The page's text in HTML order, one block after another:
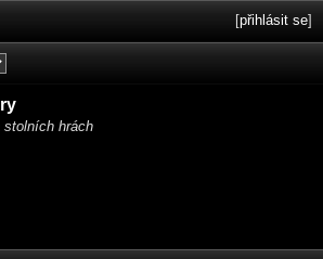
[přihlásit se]
stolních hrách